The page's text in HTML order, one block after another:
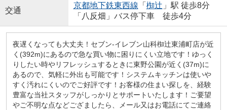
交通
京都地下鉄東西線 「 椥辻 」駅 徒歩8分
「八反畑」バス停下車 徒歩4分
夜遅くなっても大丈夫！セブン-イレブン山科椥辻東浦町店が近
く(392m)にあるので急な買い物に困りにくい立地です！ゆっく
りしたい時やリフレッシュするときに東野公園が近く(37m)に
あるので、気軽に外出も可能です！システムキッチンは使いや
すく汚れにくいのでご好評です！お客様の住まい探しを、経験
豊富な当社スタッフがしっかりとサポートいたします！ご要望
やご不明な点などござましたら、メール又はお電話にてご連絡